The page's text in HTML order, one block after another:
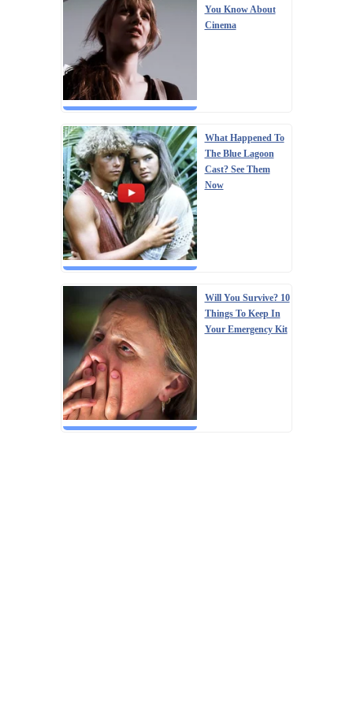
You Know About
Cinema
What Happened To
The Blue Lagoon
Cast? See Them
Now
Will You Survive? 10
Things To Keep In
Your Emergency Kit